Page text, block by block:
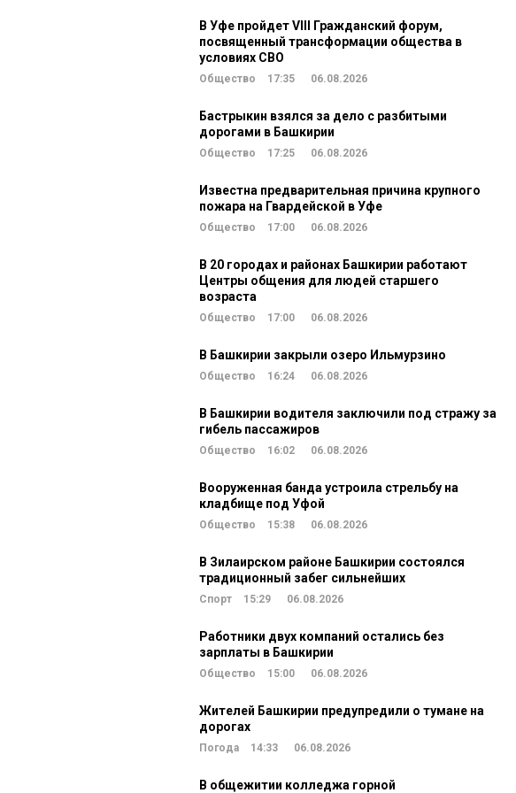
В Уфе пройдет VIII Гражданский форум,
посвященный трансформации общества в
условиях СВО
Общество 17:35 06.08.2026
Бастрыкин взялся за дело с разбитыми
дорогами в Башкирии
Общество 17:25 06.08.2026
Известна предварительная причина крупного
пожара на Гвардейской в Уфе
Общество 17:00 06.08.2026
В 20 городах и районах Башкирии работают
Центры общения для людей старшего
возраста
Общество 17:00 06.08.2026
В Башкирии закрыли озеро Ильмурзино
Общество 16:24 06.08.2026
В Башкирии водителя заключили под стражу за
гибель пассажиров
Общество 16:02 06.08.2026
Вооруженная банда устроила стрельбу на
кладбище под Уфой
Общество 15:38 06.08.2026
В Зилаирском районе Башкирии состоялся
традиционный забег сильнейших
Спорт 15:29 06.08.2026
Работники двух компаний остались без
зарплаты в Башкирии
Общество 15:00 06.08.2026
Жителей Башкирии предупредили о тумане на
дорогах
Погода 14:33 06.08.2026
В общежитии колледжа горной